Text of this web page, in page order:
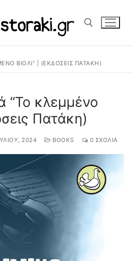
Αναζήτηση για:ΒΙΟΛΊ” | (ΕΚΔΌΣΕΙΣ ΠΑΤΆΚΗ)
“Το κλεμμένο
Πατάκη)
2024 BOOKS 0 ΣΧΌΛΙΑ